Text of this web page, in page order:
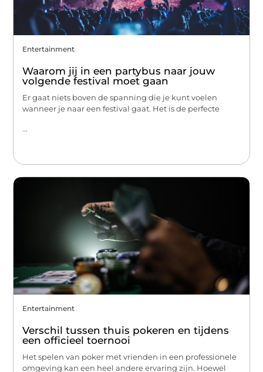
Entertainment
Waarom jij in een partybus naar jouw
volgende festival moet gaan
Er gaat niets boven de spanning die je kunt voelen
wanneer je naar een festival gaat. Het is de perfecte
...
Entertainment
Verschil tussen thuis pokeren en tijdens
een officieel toernooi
Het spelen van poker met vrienden in een professionele
omgeving kan een heel andere ervaring zijn. Hoewel